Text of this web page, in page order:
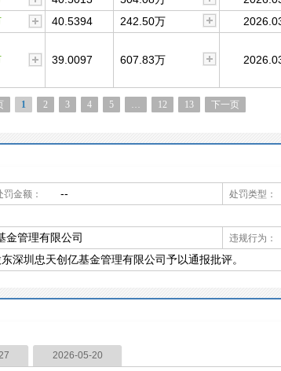
40.5394 242.50万
39.0097 607.83万
1 2 3 4 5 12 13 下一页
罚金额： --
处罚类型：
金管理有限公司
违规行为：
深圳忠天创亿基金管理有限公司予以通报批评。
2026-05-20